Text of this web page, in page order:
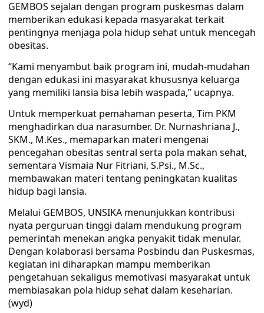
GEMBOS sejalan dengan program puskesmas dalam
memberikan edukasi kepada masyarakat terkait
pentingnya menjaga pola hidup sehat untuk mencegah
obesitas.
“Kami menyambut baik program ini, mudah-mudahan
dengan edukasi ini masyarakat khususnya keluarga
yang memiliki lansia bisa lebih waspada,” ucapnya.
Untuk memperkuat pemahaman peserta, Tim PKM
menghadirkan dua narasumber. Dr. Nurnashriana J.,
SKM., M.Kes., memaparkan materi mengenai
pencegahan obesitas sentral serta pola makan sehat,
sementara Vismaia Nur Fitriani, S.Psi., M.Sc.,
membawakan materi tentang peningkatan kualitas
hidup bagi lansia.
Melalui GEMBOS, UNSIKA menunjukkan kontribusi
nyata perguruan tinggi dalam mendukung program
pemerintah menekan angka penyakit tidak menular.
Dengan kolaborasi bersama Posbindu dan Puskesmas,
kegiatan ini diharapkan mampu memberikan
pengetahuan sekaligus memotivasi masyarakat untuk
membiasakan pola hidup sehat dalam keseharian.
(wyd)